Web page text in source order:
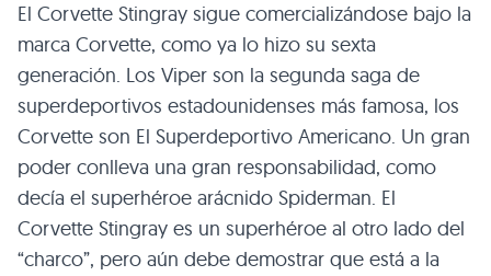
El Corvette Stingray sigue comercializándose bajo la
marca Corvette, como ya lo hizo su sexta
generación. Los Viper son la segunda saga de
superdeportivos estadounidenses más famosa, los
Corvette son El Superdeportivo Americano. Un gran
poder conlleva una gran responsabilidad, como
decía el superhéroe arácnido Spiderman. El
Corvette Stingray es un superhéroe al otro lado del
“charco”, pero aún debe demostrar que está a la